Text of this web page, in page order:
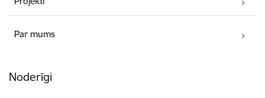
Par mums
Noderīgi